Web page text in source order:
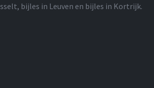
bijles in Leuven en bijles in Kortrijk.